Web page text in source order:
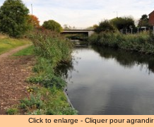
Click to enlarge - Cliquer pour agrandir